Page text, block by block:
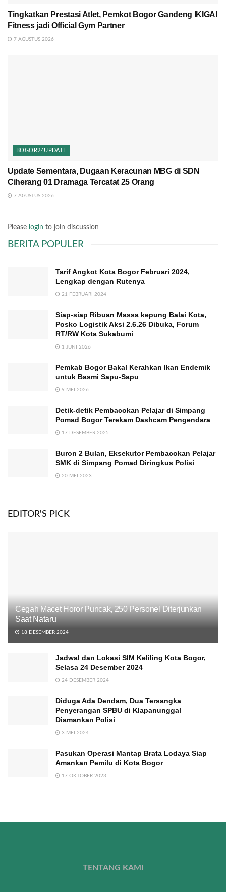
Tingkatkan Prestasi Atlet, Pemkot Bogor Gandeng IKIGAI
Fitness jadi Official Gym Partner
7 AGUSTUS 2026
BOGOR24UPDATE
Update Sementara, Dugaan Keracunan MBG di SDN
Ciherang 01 Dramaga Tercatat 25 Orang
7 AGUSTUS 2026
Please login to join discussion
BERITA POPULER
Tarif Angkot Kota Bogor Februari 2024,
Lengkap dengan Rutenya
21 FEBRUARI 2024
Siap-siap Ribuan Massa kepung Balai Kota,
Posko Logistik Aksi 2.6.26 Dibuka, Forum
RT/RW Kota Sukabumi
1 JUNI 2026
Pemkab Bogor Bakal Kerahkan Ikan Endemik
untuk Basmi Sapu-Sapu
9 MEI 2026
Detik-detik Pembacokan Pelajar di Simpang
Pomad Bogor Terekam Dashcam Pengendara
17 DESEMBER 2025
Buron 2 Bulan, Eksekutor Pembacokan Pelajar
SMK di Simpang Pomad Diringkus Polisi
20 MEI 2023
EDITOR'S PICK
Cegah Macet Horor Puncak, 250 Personel Diterjunkan
Saat Nataru
18 DESEMBER 2024
Jadwal dan Lokasi SIM Keliling Kota Bogor,
Selasa 24 Desember 2024
24 DESEMBER 2024
Diduga Ada Dendam, Dua Tersangka
Penyerangan SPBU di Klapanunggal
Diamankan Polisi
3 MEI 2024
Pasukan Operasi Mantap Brata Lodaya Siap
Amankan Pemilu di Kota Bogor
17 OKTOBER 2023
TENTANG KAMI